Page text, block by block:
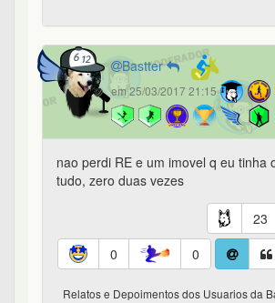
Bastter
em 25/03/2017 21:15
nao perdi RE e um imovel q eu tinha
tudo, zero duas vezes
23
0
0
Relatos e Depoimentos dos Usuarios da